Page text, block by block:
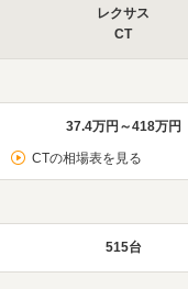
レクサス
CT
37.4万円～418万円
CTの相場表を見る
515台